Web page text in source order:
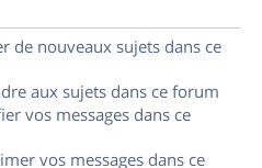
de nouveaux sujets dans ce
aux sujets dans ce forum
vos messages dans ce
vos messages dans ce